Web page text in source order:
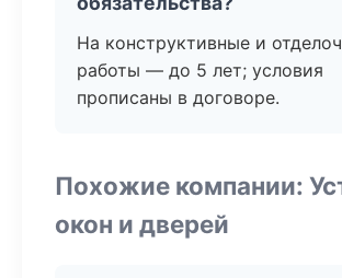
На конструктивные и
работы — до 5 лет; условия
прописаны в договоре.
Похожие компании:
окон и дверей